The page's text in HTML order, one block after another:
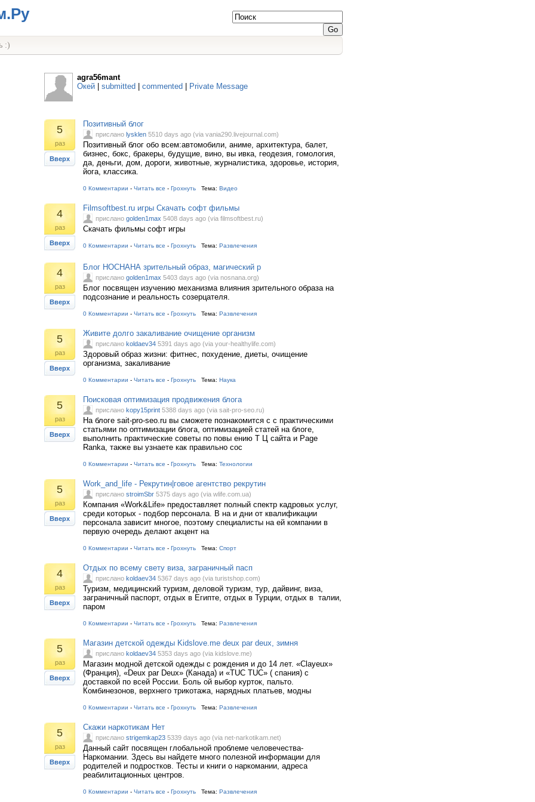
:)
agra56mant
Окей
submitted commented Private Message
5
раз
Вверх
Позитивный блог
прислано lysklen 5510 days ago (via vania290.livejournal.com)
Позитивный блог обо всем:автомобили, аниме, архитектура, балет,
бизнес, бокс, бракеры, будущие, вино, вы ивка, геодезия, гомология,
да, деньги, дом, дороги, животные, журналистика, здоровье, история,
йога, классика.
0 Комментарии - Читать все - Грохнуть Тема: Видео
4
раз
Вверх
Filmsoftbest.ru игры Скачать софт фильмы
прислано golden1max 5408 days ago (via filmsoftbest.ru)
Скачать фильмы софт игры
0 Комментарии - Читать все - Грохнуть Тема: Развлечения
4
раз
Вверх
Блог НОСНАНА зрительный образ, магический р
прислано golden1max 5403 days ago (via nosnana.org)
Блог посвящен изучению механизма влияния зрительного образа на
подсознание и реальность созерцателя.
0 Комментарии - Читать все - Грохнуть Тема: Развлечения
5
раз
Вверх
Живите долго закаливание очищение организм
прислано koldaev34 5391 days ago (via your-healthylife.com)
Здоровый образ жизни: фитнес, похудение, диеты, очищение
организма, закаливание
0 Комментарии - Читать все - Грохнуть Тема: Наука
5
раз
Вверх
Поисковая оптимизация продвижения блога
прислано kopy15print 5388 days ago (via sait-pro-seo.ru)
На блоге sait-pro-seo.ru вы сможете познакомится с с практическими
статьями по оптимизации блога, оптимизацией статей на блоге,
выполнить практические советы по повы ению Т Ц сайта и Page
Ranka, также вы узнаете как правильно сос
0 Комментарии - Читать все - Грохнуть Тема: Технологии
5
раз
Вверх
Work_and_life - Рекрутин|говое агентство рекрутин
прислано stroimSbr 5375 days ago (via wlife.com.ua)
Компания «Work&Life» предоставляет полный спектр кадровых услуг,
среди которых - подбор персонала. В на и дни от квалификации
персонала зависит многое, поэтому специалисты на ей компании в
первую очередь делают акцент на
0 Комментарии - Читать все - Грохнуть Тема: Спорт
4
раз
Вверх
Отдых по всему свету виза, заграничный пасп
прислано koldaev34 5367 days ago (via turistshop.com)
Туризм, медицинский туризм, деловой туризм, тур, дайвинг, виза,
заграничный паспорт, отдых в Египте, отдых в Турции, отдых в талии,
паром
0 Комментарии - Читать все - Грохнуть Тема: Развлечения
5
раз
Вверх
Магазин детской одежды Kidslove.me deux par deux, зимня
прислано koldaev34 5353 days ago (via kidslove.me)
Магазин модной детской одежды с рождения и до 14 лет. «Clayeux»
(Франция), «Deux par Deux» (Канада) и «TUC TUC» ( спания) с
доставкой по всей России. Боль ой выбор курток, пальто.
Комбинезонов, верхнего трикотажа, нарядных платьев, модны
0 Комментарии - Читать все - Грохнуть Тема: Развлечения
5
раз
Вверх
Скажи наркотикам Нет
прислано strigemkap23 5339 days ago (via net-narkotikam.net)
Данный сайт посвящен глобальной проблеме человечества-
Наркомании. Здесь вы найдете много полезной информации для
родителей и подростков. Тесты и книги о наркомании, адреса
реабилитационных центров.
0 Комментарии - Читать все - Грохнуть Тема: Развлечения